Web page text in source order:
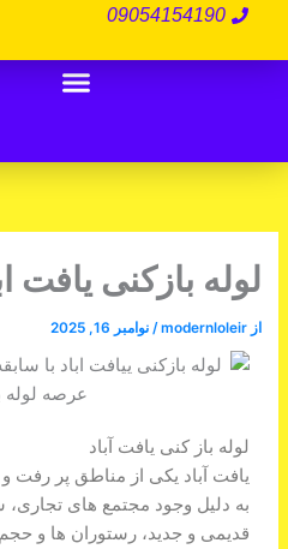
09054154190
Menu
لوله بازکنی یافت
از modernloleir
/نوامبر 16, 2025
لوله باز کنی یافت آباد
یافت آباد یکی از مناطق پر رفت
به دلیل وجود مجتمع های
قدیمی و جدید، رستوران ها و حجم